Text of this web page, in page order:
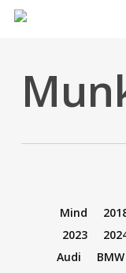
Skip
Mind
2023
Audi
BMW